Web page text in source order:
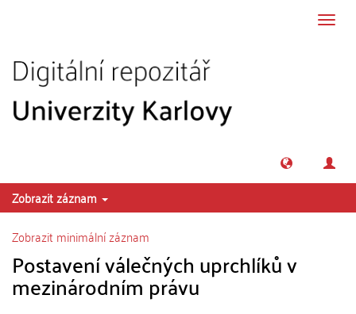
Zobrazit záznam
Zobrazit minimální záznam
Postavení válečných uprchlíků v
mezinárodním právu